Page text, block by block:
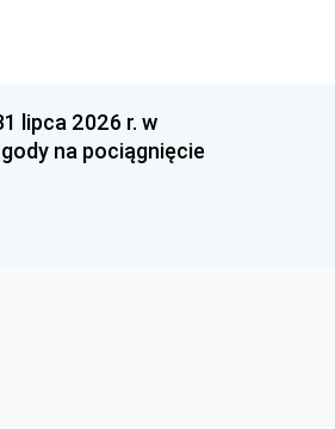
lipca 2026 r. w
na pociągnięcie